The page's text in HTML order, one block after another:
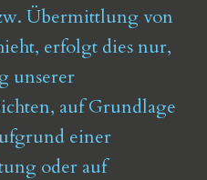
Übermittlung von
erfolgt dies nur,
unserer
auf Grundlage
einer
oder auf